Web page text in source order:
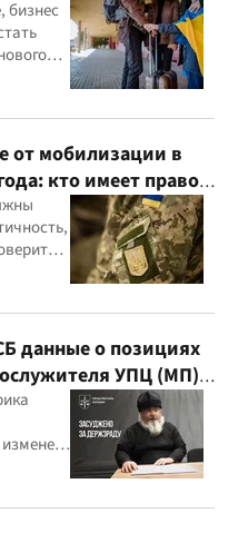
Мир
бизнес
от мобилизации в
кто имеет право
отказать
в
данные о позициях
УПЦ (МП)
15 годам
и